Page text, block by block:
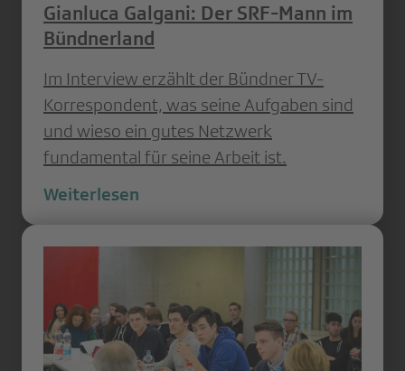
Gianluca Galgani: Der SRF-Mann im
Bündnerland
Im Interview erzählt der Bündner TV-
Korrespondent, was seine Aufgaben sind
und wieso ein gutes Netzwerk
fundamental für seine Arbeit ist.
Weiterlesen